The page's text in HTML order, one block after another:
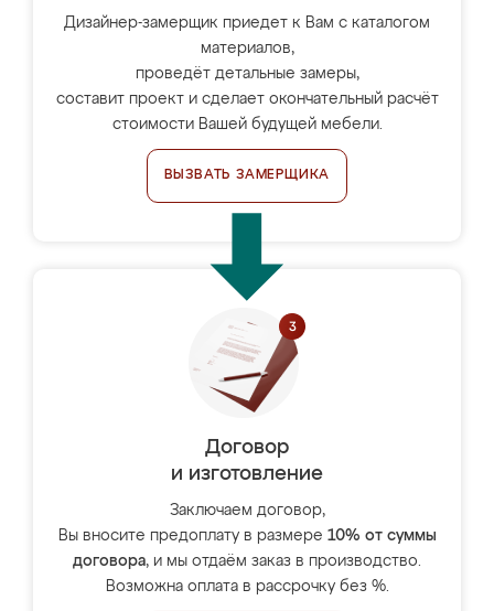
Дизайнер-замерщик приедет к Вам с каталогом
материалов,
проведёт детальные замеры,
составит проект и сделает окончательный расчёт
стоимости Вашей будущей мебели.
ВЫЗВАТЬ ЗАМЕРЩИКА
Договор
и изготовление
Заключаем договор,
Вы вносите предоплату в размере 10% от суммы
договора, и мы отдаём заказ в производство.
Возможна оплата в рассрочку без %.